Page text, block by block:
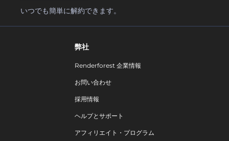
いつでも簡単に解約できます。
弊社
Renderforest 企業情報
お問い合わせ
採用情報
ヘルプとサポート
アフィリエイト・プログラム